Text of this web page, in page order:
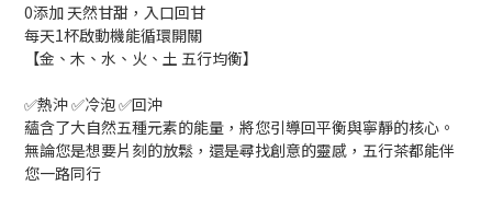
0添加 天然甘甜，入口回甘
每天1杯啟動機能循環開關
【金、木、水、火、土 五行均衡】
✅熱沖 ✅冷泡 ✅回沖
蘊含了大自然五種元素的能量，將您引導回平衡與寧靜的核心。
無論您是想要片刻的放鬆，還是尋找創意的靈感，五行茶都能伴
您一路同行